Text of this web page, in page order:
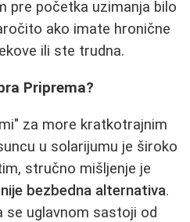
pre početka uzimanja bilo
ako imate hronične
ili ste trudna.
Priprema?
za more kratkotrajnim
u solarijumu je široko
stručno mišljenje je
bezbedna alternativa.
se uglavnom sastoji od